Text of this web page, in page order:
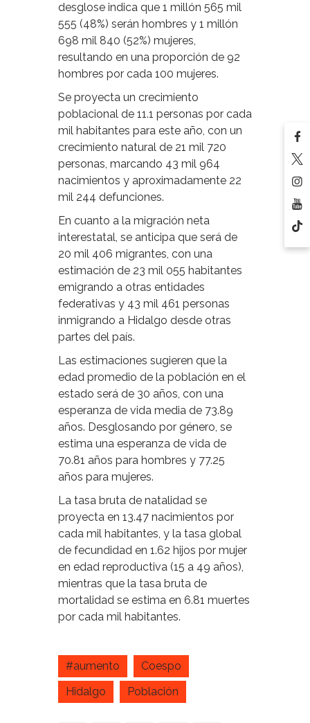
desglose indica que 1 millón 565 mil
555 (48%) serán hombres y 1 millón
698 mil 840 (52%) mujeres,
resultando en una proporción de 92
hombres por cada 100 mujeres.
Se proyecta un crecimiento
poblacional de 11.1 personas por cada
mil habitantes para este año, con un
crecimiento natural de 21 mil 720
personas, marcando 43 mil 964
nacimientos y aproximadamente 22
mil 244 defunciones.
En cuanto a la migración neta
interestatal, se anticipa que será de
20 mil 406 migrantes, con una
estimación de 23 mil 055 habitantes
emigrando a otras entidades
federativas y 43 mil 461 personas
inmigrando a Hidalgo desde otras
partes del país.
Las estimaciones sugieren que la
edad promedio de la población en el
estado será de 30 años, con una
esperanza de vida media de 73.89
años. Desglosando por género, se
estima una esperanza de vida de
70.81 años para hombres y 77.25
años para mujeres.
La tasa bruta de natalidad se
proyecta en 13.47 nacimientos por
cada mil habitantes, y la tasa global
de fecundidad en 1.62 hijos por mujer
en edad reproductiva (15 a 49 años),
mientras que la tasa bruta de
mortalidad se estima en 6.81 muertes
por cada mil habitantes.
#aumento
Coespo
Hidalgo
Población